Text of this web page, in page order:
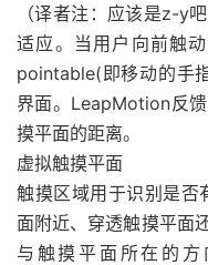
（译者注：应该是z-y
适应。当用户向前触
pointable(即移动的手
界面。LeapMotion反
摸平面的距离。
虚拟触摸平面
触摸区域用于识别是
面附近、穿透触摸平面
与触摸平面所在的